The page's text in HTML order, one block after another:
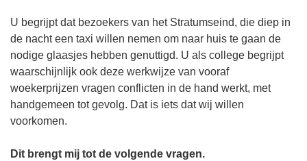
U begrijpt dat bezoekers van het Stratumseind, die diep in
de nacht een taxi willen nemen om naar huis te gaan de
nodige glaasjes hebben genuttigd. U als college begrijpt
waarschijnlijk ook deze werkwijze van vooraf
woekerprijzen vragen conflicten in de hand werkt, met
handgemeen tot gevolg. Dat is iets dat wij willen
voorkomen.
Dit brengt mij tot de volgende vragen.